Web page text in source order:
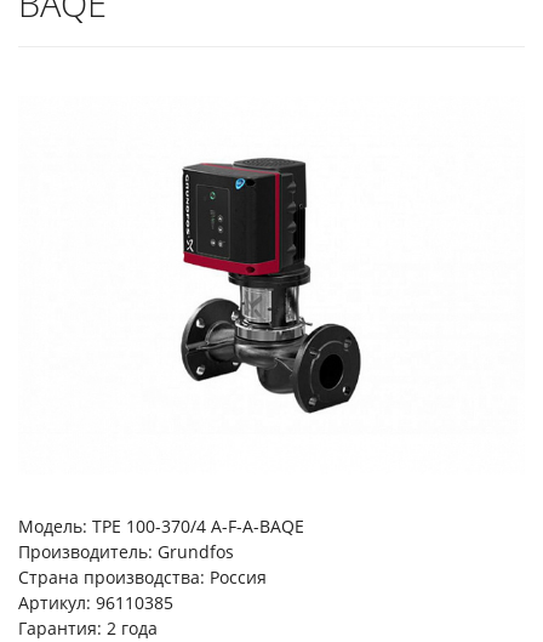
Модель: TPE 100-370/4 A-F-A-BAQE
Производитель: Grundfos
Страна производства: Россия
Артикул: 96110385
Гарантия: 2 года